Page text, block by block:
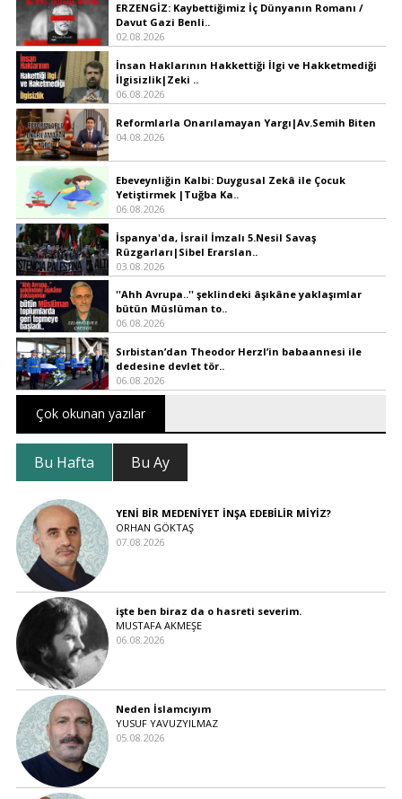
ERZENGİZ: Kaybettiğimiz İç Dünyanın Romanı /
Davut Gazi Benli..
02.08.2026
İnsan Haklarının Hakkettiği İlgi ve Hakketmediği
İlgisizlik|Zeki ..
06.08.2026
Reformlarla Onarılamayan Yargı|Av.Semih Biten
04.08.2026
Ebeveynliğin Kalbi: Duygusal Zekâ ile Çocuk
Yetiştirmek |Tuğba Ka..
06.08.2026
İspanya'da, İsrail İmzalı 5.Nesil Savaş
Rüzgarları|Sibel Erarslan..
03.08.2026
''Ahh Avrupa..'' şeklindeki âşıkâne yaklaşımlar
bütün Müslüman to..
06.08.2026
Sırbistan’dan Theodor Herzl’in babaannesi ile
dedesine devlet tör..
06.08.2026
Çok okunan yazılar
Bu Hafta Bu Ay
YENİ BİR MEDENİYET İNŞA EDEBİLİR MİYİZ?
ORHAN GÖKTAŞ
07.08.2026
işte ben biraz da o hasreti severim.
MUSTAFA AKMEŞE
06.08.2026
Neden İslamcıyım
YUSUF YAVUZYILMAZ
05.08.2026